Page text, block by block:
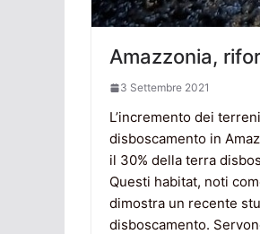
Amazzonia,
3 Settembre 2021
L’incremento dei
disboscamento in
il 30% della terra
Questi habitat, noti
dimostra un recente
disboscamento.